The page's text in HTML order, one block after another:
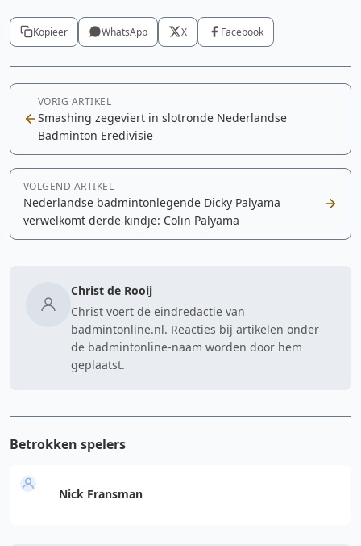
Kopieer WhatsApp X Facebook
VORIG ARTIKEL
Smashing zegeviert in slotronde Nederlandse
Badminton Eredivisie
VOLGEND ARTIKEL
Nederlandse badmintonlegende Dicky Palyama
verwelkomt derde kindje: Colin Palyama
Christ de Rooij
Christ voert de eindredactie van
badmintonline.nl. Reacties bij artikelen onder
de badmintonline-naam worden door hem
geplaatst.
Betrokken spelers
Nick Fransman